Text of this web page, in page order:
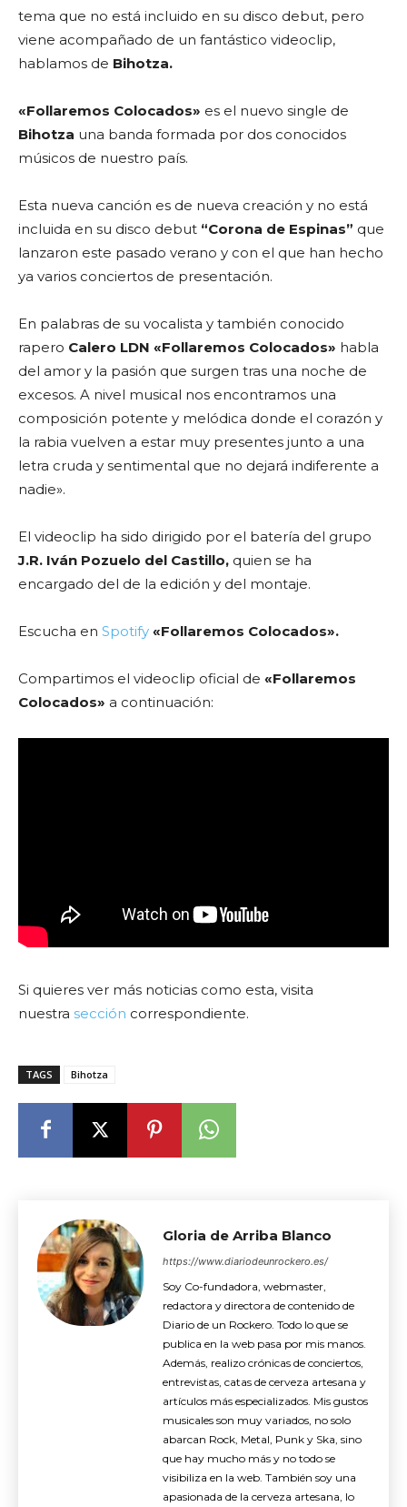
tema que no está incluido en su disco debut, pero
viene acompañado de un fantástico videoclip,
hablamos de Bihotza.
«Follaremos Colocados» es el nuevo single de
Bihotza una banda formada por dos conocidos
músicos de nuestro país.
Esta nueva canción es de nueva creación y no está
incluida en su disco debut “Corona de Espinas” que
lanzaron este pasado verano y con el que han hecho
ya varios conciertos de presentación.
En palabras de su vocalista y también conocido
rapero Calero LDN «Follaremos Colocados» habla
del amor y la pasión que surgen tras una noche de
excesos. A nivel musical nos encontramos una
composición potente y melódica donde el corazón y
la rabia vuelven a estar muy presentes junto a una
letra cruda y sentimental que no dejará indiferente a
nadie».
El videoclip ha sido dirigido por el batería del grupo
J.R. Iván Pozuelo del Castillo, quien se ha
encargado del de la edición y del montaje.
Escucha en Spotify «Follaremos Colocados».
Compartimos el videoclip oficial de «Follaremos
Colocados» a continuación:
Si quieres ver más noticias como esta, visita
nuestra sección correspondiente.
TAGS Bihotza
Gloria de Arriba Blanco
https://www.diariodeunrockero.es/
Soy Co-fundadora, webmaster,
redactora y directora de contenido de
Diario de un Rockero. Todo lo que se
publica en la web pasa por mis manos.
Además, realizo crónicas de conciertos,
entrevistas, catas de cerveza artesana y
artículos más especializados. Mis gustos
musicales son muy variados, no solo
abarcan Rock, Metal, Punk y Ska, sino
que hay mucho más y no todo se
visibiliza en la web. También soy una
apasionada de la cerveza artesana, lo